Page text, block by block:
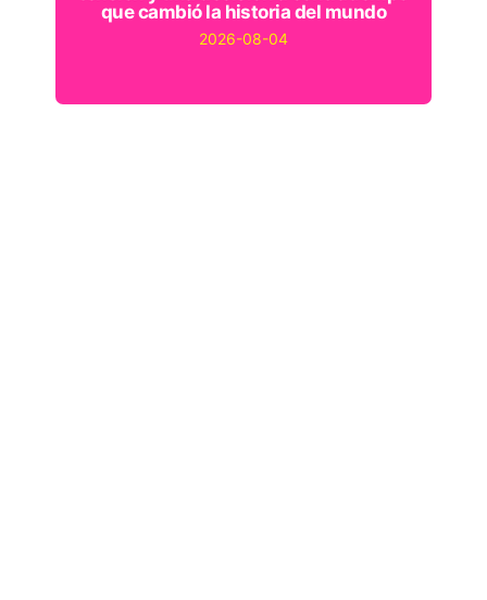
que cambió la historia del mundo
2026-08-04